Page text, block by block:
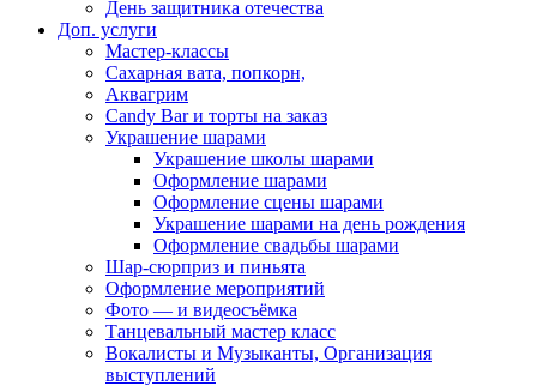
День защитника отечества
Доп. услуги
Мастер-классы
Сахарная вата, попкорн,
Аквагрим
Candy Bar и торты на заказ
Украшение шарами
Украшение школы шарами
Оформление шарами
Оформление сцены шарами
Украшение шарами на день рождения
Оформление свадьбы шарами
Шар-сюрприз и пиньята
Оформление мероприятий
Фото — и видеосъёмка
Танцевальный мастер класс
Вокалисты и Музыканты, Организация
выступлений